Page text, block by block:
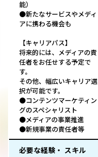
能）
●新たなサービスやメディ
アに携わる機会も
【キャリアパス】
将来的には、メディアの責
任者をお任せする予定で
す。
その他、幅広いキャリア選
択が可能です。
●コンテンツマーケティン
グのスペシャリスト
●メディアの事業推進
●新規事業の責任者等
必要な経験・ スキル